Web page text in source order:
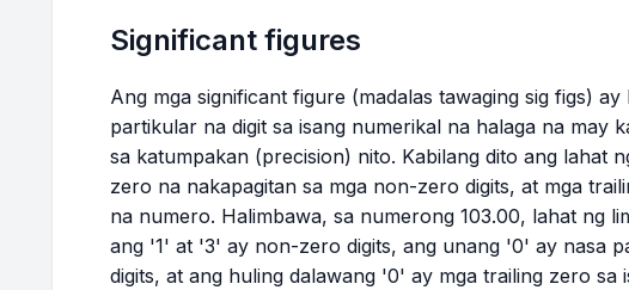
Significant figures
Ang mga significant figure (madalas tawaging sig figs)
partikular na digit sa isang numerikal na halaga na may
sa katumpakan (precision) nito. Kabilang dito ang lahat
zero na nakapagitan sa mga non-zero digits, at mga
na numero. Halimbawa, sa numerong 103.00, lahat ng
ang '1' at '3' ay non-zero digits, ang unang '0' ay nasa
digits, at ang huling dalawang '0' ay mga trailing zero sa